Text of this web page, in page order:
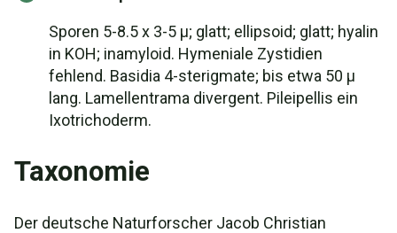
Sporen 5-8.5 x 3-5 µ; glatt; ellipsoid; glatt; hyalin
in KOH; inamyloid. Hymeniale Zystidien
fehlend. Basidia 4-sterigmate; bis etwa 50 µ
lang. Lamellentrama divergent. Pileipellis ein
Ixotrichoderm.
Taxonomie
Der deutsche Naturforscher Jacob Christian